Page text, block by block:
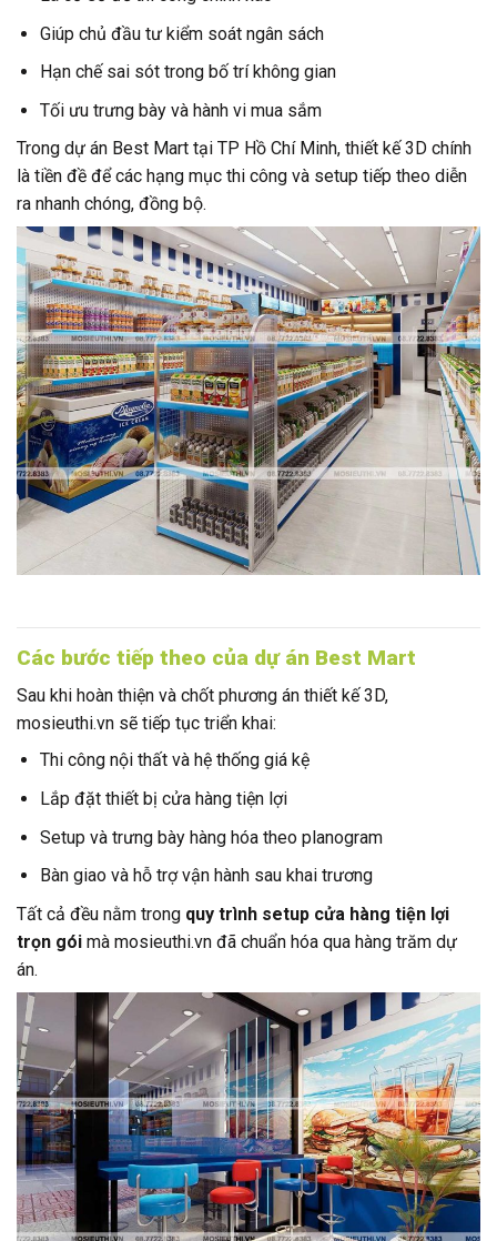
Giúp chủ đầu tư kiểm soát ngân sách
Hạn chế sai sót trong bố trí không gian
Tối ưu trưng bày và hành vi mua sắm
Trong dự án Best Mart tại TP Hồ Chí Minh, thiết kế 3D chính
là tiền đề để các hạng mục thi công và setup tiếp theo diễn
ra nhanh chóng, đồng bộ.
Các bước tiếp theo của dự án Best Mart
Sau khi hoàn thiện và chốt phương án thiết kế 3D,
mosieuthi.vn sẽ tiếp tục triển khai:
Thi công nội thất và hệ thống giá kệ
Lắp đặt thiết bị cửa hàng tiện lợi
Setup và trưng bày hàng hóa theo planogram
Bàn giao và hỗ trợ vận hành sau khai trương
Tất cả đều nằm trong quy trình setup cửa hàng tiện lợi
trọn gói mà mosieuthi.vn đã chuẩn hóa qua hàng trăm dự
án.